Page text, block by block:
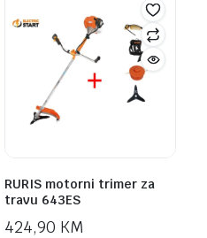
RURIS motorni trimer za
travu 643ES
424,90 KM